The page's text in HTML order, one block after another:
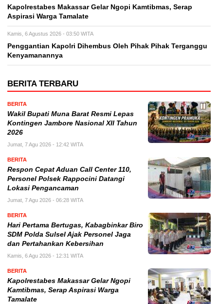
Kapolrestabes Makassar Gelar Ngopi Kamtibmas, Serap
Aspirasi Warga Tamalate
Kamis, 6 Agustus 2026 - 03:50 WITA
Penggantian Kapolri Dihembus Oleh Pihak Pihak Terganggu
Kenyamanannya
BERITA TERBARU
BERITA
Wakil Bupati Muna Barat Resmi Lepas
Kontingen Jambore Nasional XII Tahun
2026
Jumat, 7 Agu 2026 - 12:42 WITA
BERITA
Respon Cepat Aduan Call Center 110,
Personel Polsek Rappocini Datangi
Lokasi Pengancaman
Jumat, 7 Agu 2026 - 06:28 WITA
BERITA
Hari Pertama Bertugas, Kabagbinkar Biro
SDM Polda Sulsel Ajak Personel Jaga
dan Pertahankan Kebersihan
Kamis, 6 Agu 2026 - 12:31 WITA
BERITA
Kapolrestabes Makassar Gelar Ngopi
Kamtibmas, Serap Aspirasi Warga
Tamalate